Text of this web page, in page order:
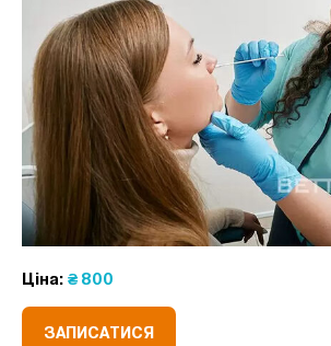
Ціна: ₴ 800
ЗАПИСАТИСЯ